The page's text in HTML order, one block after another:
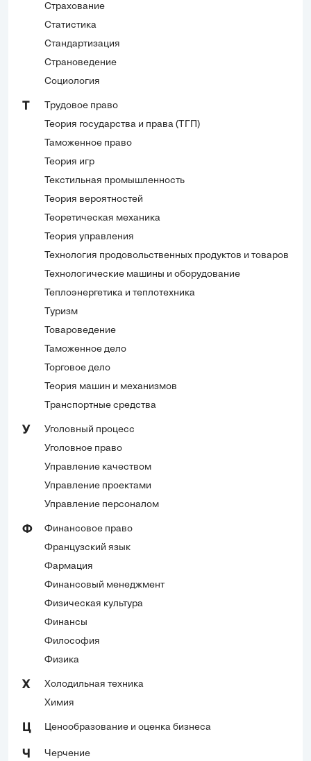
Страхование
Статистика
Стандартизация
Страноведение
Социология
Трудовое право
Теория государства и права (ТГП)
Таможенное право
Теория игр
Текстильная промышленность
Теория вероятностей
Теоретическая механика
Теория управления
Технология продовольственных продуктов и товаров
Технологические машины и оборудование
Теплоэнергетика и теплотехника
Туризм
Товароведение
Таможенное дело
Торговое дело
Теория машин и механизмов
Транспортные средства
У
Уголовный процесс
Уголовное право
Управление качеством
Управление проектами
Управление персоналом
Ф
Финансовое право
Французский язык
Фармация
Финансовый менеджмент
Физическая культура
Финансы
Философия
Физика
Х
Холодильная техника
Химия
Ц Ценообразование и оценка бизнеса
Ч Черчение